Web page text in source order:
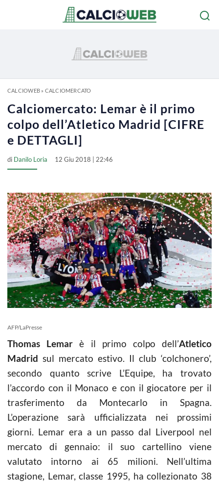
CALCIOWEB» CALCIOMERCATO
Calciomercato: Lemar è il primo
colpo dell’Atletico Madrid [CIFRE
e DETTAGLI]
di Danilo Loria 12 Giu 2018 | 22:46
AFP/LaPresse
Thomas Lemar è il primo colpo dell’Atletico
Madrid sul mercato estivo. Il club ‘colchonero’,
secondo quanto scrive L’Equipe, ha trovato
l’accordo con il Monaco e con il giocatore per il
trasferimento da Montecarlo in Spagna.
L’operazione sarà ufficializzata nei prossimi
giorni. Lemar era a un passo dal Liverpool nel
mercato di gennaio: il suo cartellino viene
valutato intorno ai 65 milioni. Nell’ultima
stagione, Lemar, classe 1995, ha collezionato 38